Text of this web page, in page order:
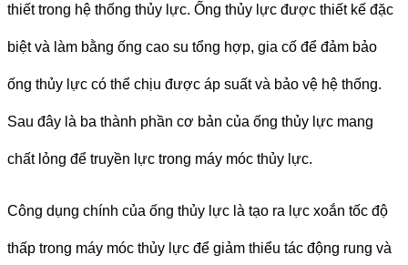
thiết trong hệ thống thủy lực. Ống thủy lực được thiết kế đặc
biệt và làm bằng ống cao su tổng hợp, gia cố để đảm bảo
ống thủy lực có thể chịu được áp suất và bảo vệ hệ thống.
Sau đây là ba thành phần cơ bản của ống thủy lực mang
chất lỏng để truyền lực trong máy móc thủy lực.
Công dụng chính của ống thủy lực là tạo ra lực xoắn tốc độ
thấp trong máy móc thủy lực để giảm thiểu tác động rung và